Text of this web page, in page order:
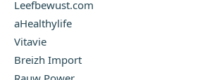
Leefbewust.com
aHealthylife
Vitavie
Breizh Import